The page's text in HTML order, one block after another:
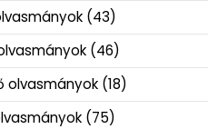
(43)
(46)
olvasmányok (18)
(75)